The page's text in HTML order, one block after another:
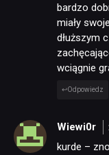
bardzo
miały
dłuższym
wciągnie
Odpowiedz
Wiewi0r
kurde –